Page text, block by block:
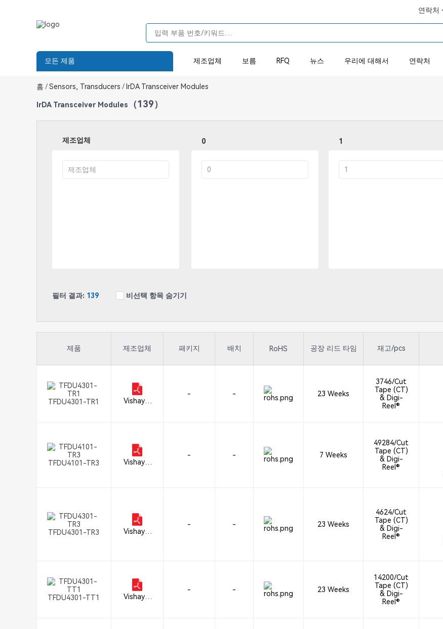
연락처
모든 제품 제조업체 보름 RFQ 뉴스 우리에 대해서 연락처
홈 / Sensors, Transducers /IrDA Transceiver Modules
IrDA Transceiver Modules （139）
제조업체 0 1
필터 결과: 139 비선택 항목 숨기기
제품 제조업체 패키지 배치 RoHS 공장 리드 타임 재고/pcs
TFDU4301-TR1
Vishay S
- - 23 Weeks
3746/Cut
Tape (CT)
& Digi-
Reel®
TFDU4101-TR3
Vishay S
- - 7 Weeks
49284/Cut
Tape (CT)
& Digi-
Reel®
TFDU4301-TR3
Vishay S
- - 23 Weeks
4624/Cut
Tape (CT)
& Digi-
Reel®
TFDU4301-TT1
Vishay S
- - 23 Weeks
14200/Cut
Tape (CT)
& Digi-
Reel®